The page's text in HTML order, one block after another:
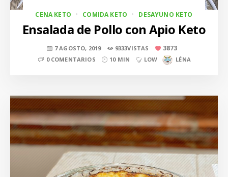
CENA KETO COMIDA KETO DESAYUNO KETO
Ensalada de Pollo con Apio Keto
7 AGOSTO, 2019 9333VISTAS 3873
0 COMENTARIOS 10 MIN LOW LÉNA